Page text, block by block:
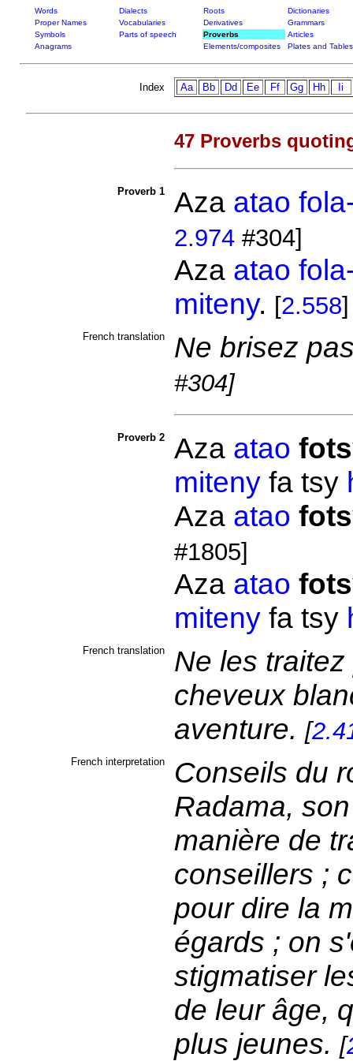
Words Dialects Roots
Dictionaries
Proper Names
Vocabularies Derivatives
Grammars
Symbols
Parts of speech Proverbs
Articles
Anagrams
Elements/composites Plates and Tables
Index Aa Bb Dd Ee Ff Gg Hh Ii
47 Proverbs
Proverb 1 Aza atao
2.974#304]
Aza atao
miteny. [2.558]
French translation Ne brisez
#304]
Proverb 2 Aza atao
mitenyfa tsy
Aza atao
#1805]
Aza atao
mitenyfa tsy
French translation
Ne les
cheveux
aventure. [
French interpretation
Conseils du
Radama,
manière de
conseillers ;
pour dire la
égards ; on
stigmatiser
de leur âge,
plus jeunes. [